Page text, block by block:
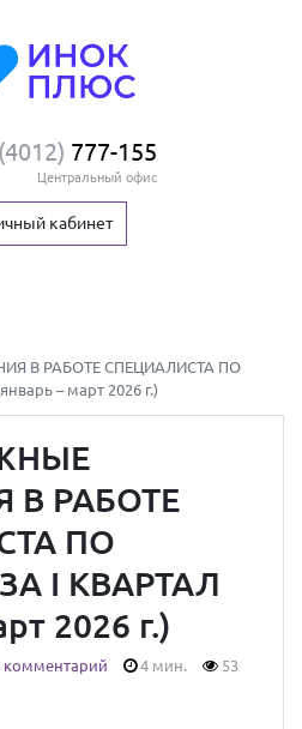
777-155
Центральный офис
кабинет
В РАБОТЕ СПЕЦИАЛИСТА ПО
– март 2026 г.)
В РАБОТЕ
ПО
I КВАРТАЛ
2026 г.)
комментарий 4 мин. 53